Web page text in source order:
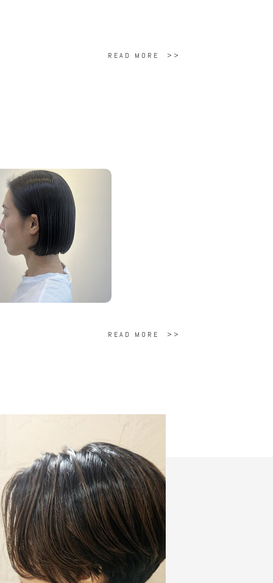
READ MORE
READ MORE